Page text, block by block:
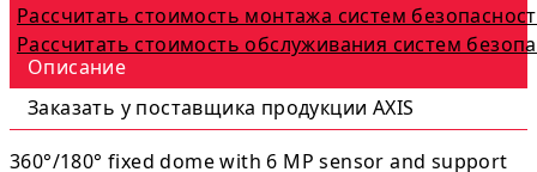
Рассчитать стоимость монтажа систем
Рассчитать стоимость обслуживания систем
Описание
Заказать у поставщика продукции AXIS
360°/180° fixed dome with 6 MP sensor and support